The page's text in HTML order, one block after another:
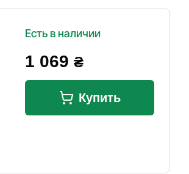
Есть в наличии
1 069 ₴
Купить